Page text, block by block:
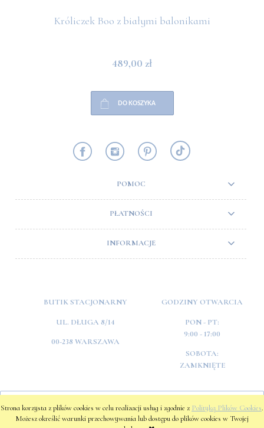
Strona korzysta z plików cookies w celu realizacji usług i zgodnie z Polityką Plików Cookies.
Możesz określić warunki przechowywania lub dostępu do plików cookies w Twojej
Króliczek Boo z białymi balonikami
489,00 zł
DO KOSZYKA
POMOC
PŁATNOŚCI
INFORMACJE
BUTIK STACJONARNY
UL. DŁUGA 8/14
00-238 WARSZAWA
GODZINY OTWARCIA
PON - PT:
9:00 - 17:00
SOBOTA:
ZAMKNIĘTE